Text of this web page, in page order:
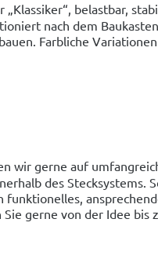
„Klassiker“, belastbar,
nach dem
Farbliche
wir gerne auf
des Stecksystems.
funktionelles,
gerne von der Idee bis